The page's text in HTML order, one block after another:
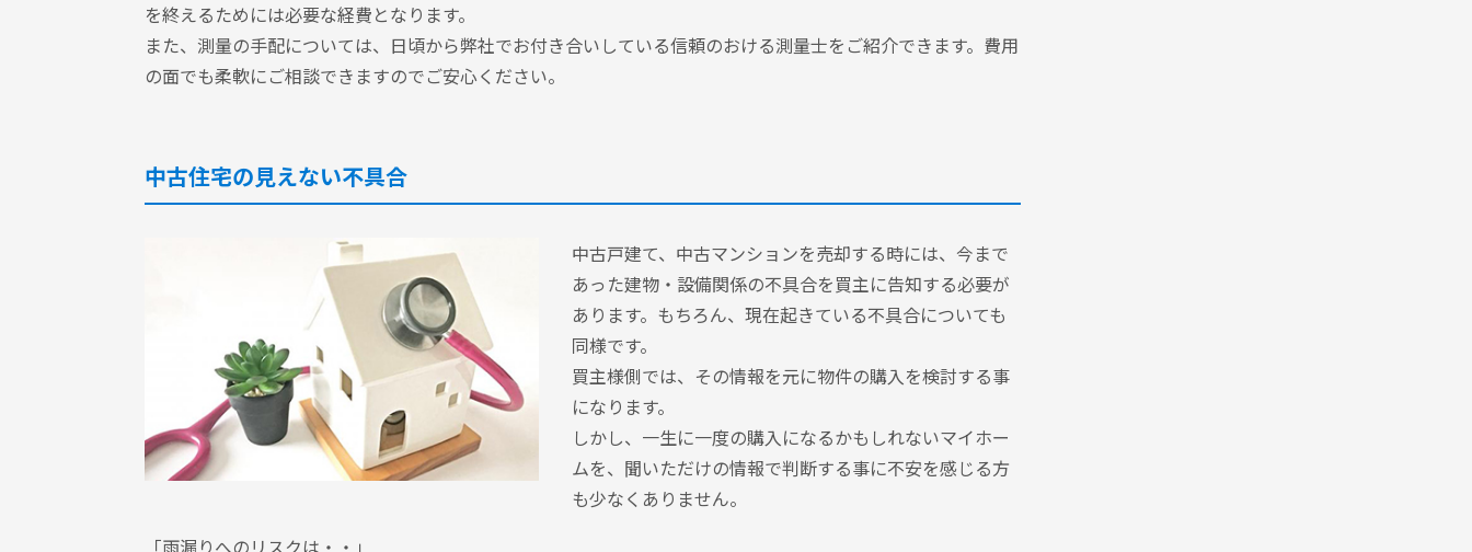
を終えるためには必要な経費となります。
また、測量の手配については、日頃から弊社でお付き合いしている信頼のおける測量士をご紹介できます。費用
の面でも柔軟にご相談できますのでご安心ください。
中古住宅の見えない不具合
中古戸建て、中古マンションを売却する時には、今まで
あった建物・設備関係の不具合を買主に告知する必要が
あります。もちろん、現在起きている不具合についても
同様です。
買主様側では、その情報を元に物件の購入を検討する事
になります。
しかし、一生に一度の購入になるかもしれないマイホー
ムを、聞いただけの情報で判断する事に不安を感じる方
も少なくありません。
「雨漏りへのリスクは・・」